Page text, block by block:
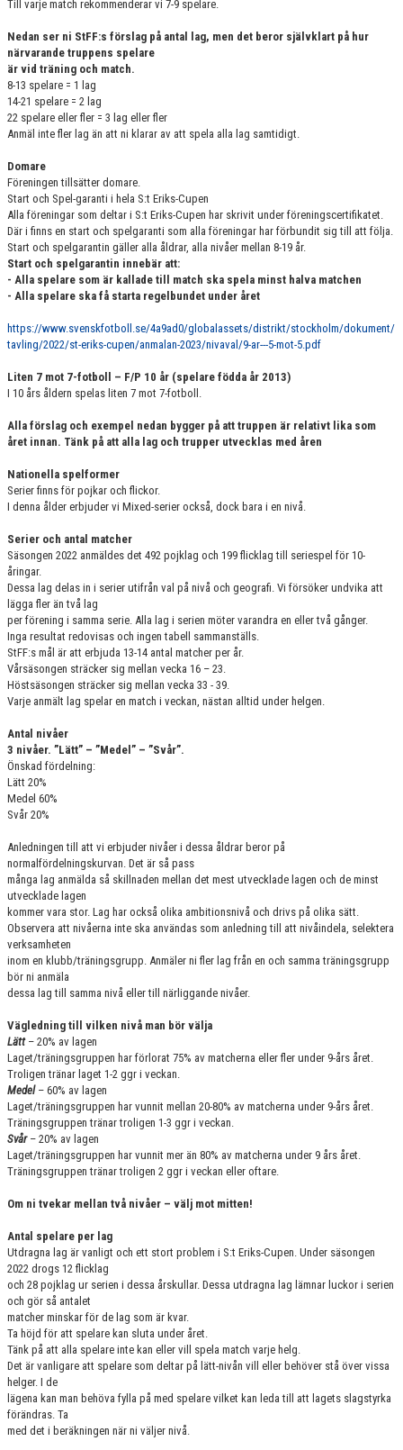
Till varje match rekommenderar vi 7-9 spelare.
Nedan ser ni StFF:s förslag på antal lag, men det beror självklart på hur
närvarande truppens spelare
är vid träning och match.
8-13 spelare = 1 lag
14-21 spelare = 2 lag
22 spelare eller fler = 3 lag eller fler
Anmäl inte fler lag än att ni klarar av att spela alla lag samtidigt.
Domare
Föreningen tillsätter domare.
Start och Spel-garanti i hela S:t Eriks-Cupen
Alla föreningar som deltar i S:t Eriks-Cupen har skrivit under föreningscertifikatet.
Där i finns en start och spelgaranti som alla föreningar har förbundit sig till att följa.
Start och spelgarantin gäller alla åldrar, alla nivåer mellan 8-19 år.
Start och spelgarantin innebär att:
- Alla spelare som är kallade till match ska spela minst halva matchen
- Alla spelare ska få starta regelbundet under året
https://www.svenskfotboll.se/4a9ad0/globalassets/distrikt/stockholm/dokument/
tavling/2022/st-eriks-cupen/anmalan-2023/nivaval/9-ar---5-mot-5.pdf
Liten 7 mot 7-fotboll – F/P 10 år (spelare födda år 2013)
I 10 års åldern spelas liten 7 mot 7-fotboll.
Alla förslag och exempel nedan bygger på att truppen är relativt lika som
året innan. Tänk på att alla lag och trupper utvecklas med åren
Nationella spelformer
Serier finns för pojkar och flickor.
I denna ålder erbjuder vi Mixed-serier också, dock bara i en nivå.
Serier och antal matcher
Säsongen 2022 anmäldes det 492 pojklag och 199 flicklag till seriespel för 10-
åringar.
Dessa lag delas in i serier utifrån val på nivå och geografi. Vi försöker undvika att
lägga fler än två lag
per förening i samma serie. Alla lag i serien möter varandra en eller två gånger.
Inga resultat redovisas och ingen tabell sammanställs.
StFF:s mål är att erbjuda 13-14 antal matcher per år.
Vårsäsongen sträcker sig mellan vecka 16 – 23.
Höstsäsongen sträcker sig mellan vecka 33 - 39.
Varje anmält lag spelar en match i veckan, nästan alltid under helgen.
Antal nivåer
3 nivåer. ”Lätt” – ”Medel” – ”Svår”.
Önskad fördelning:
Lätt 20%
Medel 60%
Svår 20%
Anledningen till att vi erbjuder nivåer i dessa åldrar beror på
normalfördelningskurvan. Det är så pass
många lag anmälda så skillnaden mellan det mest utvecklade lagen och de minst
utvecklade lagen
kommer vara stor. Lag har också olika ambitionsnivå och drivs på olika sätt.
Observera att nivåerna inte ska användas som anledning till att nivåindela, selektera
verksamheten
inom en klubb/träningsgrupp. Anmäler ni fler lag från en och samma träningsgrupp
bör ni anmäla
dessa lag till samma nivå eller till närliggande nivåer.
Vägledning till vilken nivå man bör välja
Lätt – 20% av lagen
Laget/träningsgruppen har förlorat 75% av matcherna eller fler under 9-års året.
Troligen tränar laget 1-2 ggr i veckan.
Medel– 60% av lagen
Laget/träningsgruppen har vunnit mellan 20-80% av matcherna under 9-års året.
Träningsgruppen tränar troligen 1-3 ggr i veckan.
Svår – 20% av lagen
Laget/träningsgruppen har vunnit mer än 80% av matcherna under 9 års året.
Träningsgruppen tränar troligen 2 ggr i veckan eller oftare.
Om ni tvekar mellan två nivåer – välj mot mitten!
Antal spelare per lag
Utdragna lag är vanligt och ett stort problem i S:t Eriks-Cupen. Under säsongen
2022 drogs 12 flicklag
och 28 pojklag ur serien i dessa årskullar. Dessa utdragna lag lämnar luckor i serien
och gör så antalet
matcher minskar för de lag som är kvar.
Ta höjd för att spelare kan sluta under året.
Tänk på att alla spelare inte kan eller vill spela match varje helg.
Det är vanligare att spelare som deltar på lätt-nivån vill eller behöver stå över vissa
helger. I de
lägena kan man behöva fylla på med spelare vilket kan leda till att lagets slagstyrka
förändras. Ta
med det i beräkningen när ni väljer nivå.